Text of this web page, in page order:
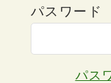
パスワード
パス